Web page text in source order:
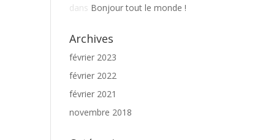
dans Bonjour tout le monde !
Archives
février 2023
février 2022
février 2021
novembre 2018